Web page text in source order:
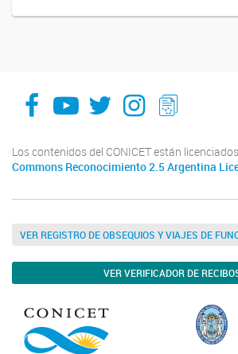
facebook
youtube
Twitter
Instagram
LeChasquier Boletin Digital 70
Los contenidos del CONICET están
Commons Reconocimiento 2.5 Argentina
VER REGISTRO DE OBSEQUIOS Y VIAJES DE
VER VERIFICADOR DE